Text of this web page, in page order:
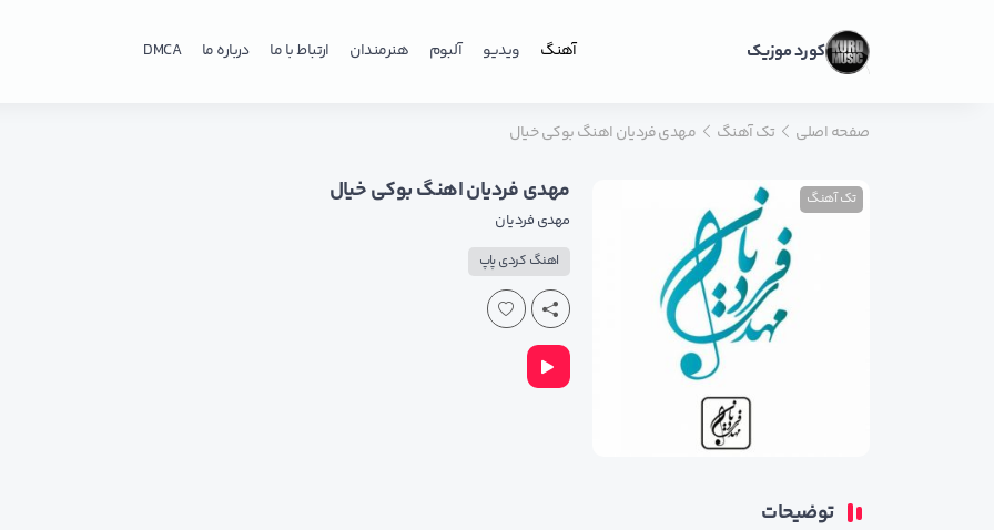
کورد موزیک آهنگ ویدیو آلبوم هنرمندان ارتباط با ما درباره ما DMCA
صفحه اصلی تک آهنگ مهدی فردیان اهنگ بوکی خیال
تک آهنگ مهدی فردیان اهنگ بوکی خیال
مهدی فردیان
اهنگ کردی پاپ
توضیحات